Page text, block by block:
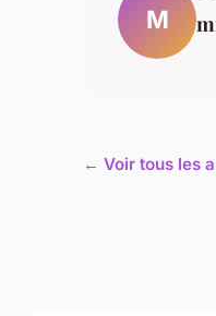
M
← Voir tous les